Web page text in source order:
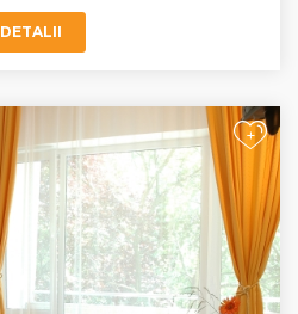
DETALII
+